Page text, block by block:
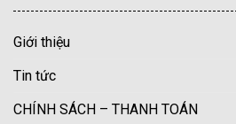
Giới thiệu
Tin tức
CHÍNH SÁCH – THANH TOÁN